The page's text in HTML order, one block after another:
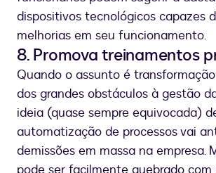
dispositivos tecnológicos capazes
melhorias em seu funcionamento.
8. Promova treinamentos
Quando o assunto é
dos grandes obstáculos à gestão
ideia (quase sempre equivocada)
automatização de processos vai
demissões em massa na empresa.